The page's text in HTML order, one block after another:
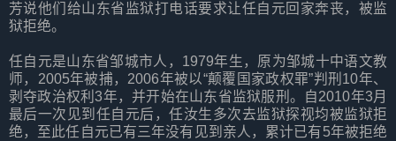
芳说他们给山东省监狱打电话要求让任自元回家奔丧，被监
狱拒绝。
任自元是山东省邹城市人，1979年生，原为邹城十中语文教
师，2005年被捕，2006年被以“颠覆国家政权罪”判刑10年、
剥夺政治权利3年，并开始在山东省监狱服刑。自2010年3月
最后一次见到任自元后，任汝生多次去监狱探视均被监狱拒
绝，至此任自元已有三年没有见到亲人，累计已有5年被拒绝